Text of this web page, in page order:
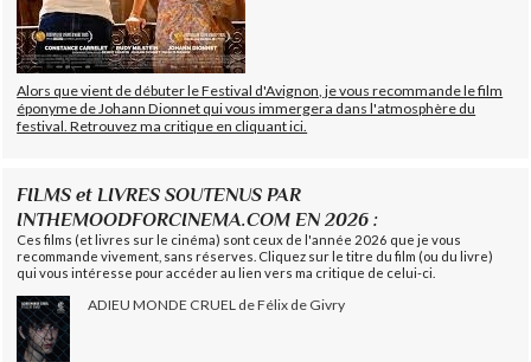
Alors que vient de débuter le Festival d'Avignon, je vous recommande le film
éponyme de Johann Dionnet qui vous immergera dans l'atmosphère du
festival. Retrouvez ma critique en cliquant ici.
FILMS et LIVRES SOUTENUS PAR
INTHEMOODFORCINEMA.COM EN 2026 :
Ces films (et livres sur le cinéma) sont ceux de l'année 2026 que je vous
recommande vivement, sans réserves. Cliquez sur le titre du film (ou du livre)
qui vous intéresse pour accéder au lien vers ma critique de celui-ci.
ADIEU MONDE CRUEL de Félix de Givry